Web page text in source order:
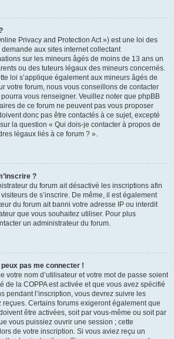
Privacy and Protection Act ») est une loi des
demande aux sites internet collectant
sur les mineurs âgés de moins de 13 ans un
ou des tuteurs légaux des mineurs concernés.
loi s’applique également aux mineurs âgés de
votre forum, nous vous conseillons de contacter
vous renseigner. Veuillez noter que phpBB
de ce forum ne peuvent pas vous proposer
donc pas être contactés à ce sujet, excepté
la question « Qui dois-je contacter à propos de
légaux liés à ce forum ? ».
?
du forum ait désactivé les inscriptions afin
de s’inscrire. De même, il est également
du forum ait banni votre adresse IP ou interdit
que vous souhaitez utiliser. Pour plus
un administrateur du forum.
pas me connecter !
votre nom d’utilisateur et votre mot de passe soient
de la COPPA est activée et que vous avez spécifié
pendant l’inscription, vous devrez suivre les
Certains forums exigeront également que
être activées, soit par vous-même ou soit par
vous puissiez ouvrir une session ; cette
de votre inscription. Si vous aviez reçu un